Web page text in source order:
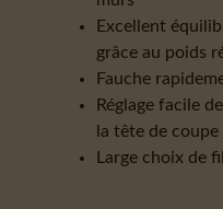
Excellent
grâce au poids
Fauche
Réglage facile
la tête de coupe
Large choix de